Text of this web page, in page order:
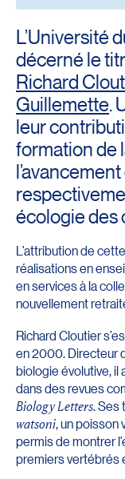
L’Université
décerné le
Richard
Guillemette .
leur
formation de
écologie des
L’attribution de
réalisations en
en services à la
nouvellement
Richard Cloutier
en 2000. Directeur
biologie évolutive, il
dans des revues
Biology Letters. Ses
watsoni, un poisson
permis de montrer
premiers vertébrés